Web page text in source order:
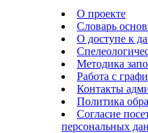
О проекте
Словарь
О доступе к
Методика
Работа с
Контакты
Политика
Согласие
персональных